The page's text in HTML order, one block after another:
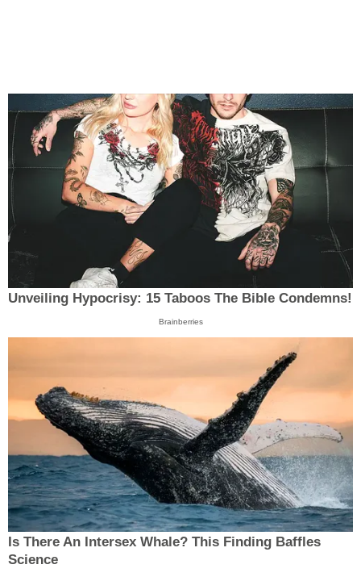
Unveiling Hypocrisy: 15 Taboos The Bible Condemns!
Brainberries
Is There An Intersex Whale? This Finding Baffles
Science